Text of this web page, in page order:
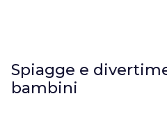
Spiagge e
bambini